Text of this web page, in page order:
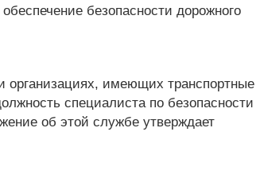
безопасности дорожного
организациях, имеющих транспортные
специалиста по безопасности
об этой службе утверждает